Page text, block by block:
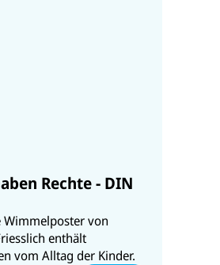
Rechte - DIN
Wimmelposter von
enthält
vom Alltag der Kinder.